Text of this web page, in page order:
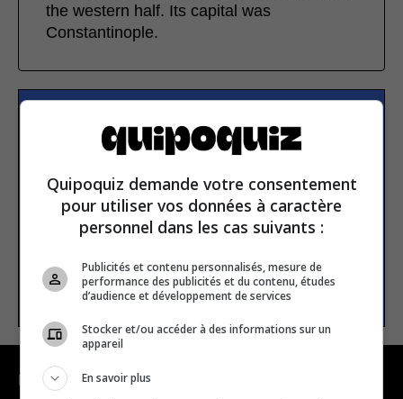
the western half. Its capital was
Constantinople.
Subscribe to our
newsletter
Email address
SUBSCRIBE
NAVIGATION
Quipoquiz demande votre consentement
pour utiliser vos données à caractère
personnel dans les cas suivants :
Publicités et contenu personnalisés, mesure de
performance des publicités et du contenu, études
d’audience et développement de services
Stocker et/ou accéder à des informations sur un
appareil
En savoir plus